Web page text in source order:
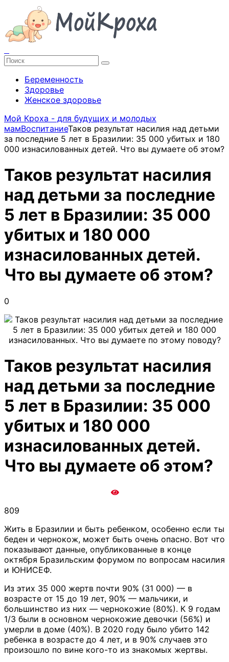
Беременность
Здоровье
Женское здоровье
Мой Кроха - для будущих и молодых
мамВоспитаниеТаков результат насилия над детьми
за последние 5 лет в Бразилии: 35 000 убитых и 180
000 изнасилованных детей. Что вы думаете об этом?
Таков результат насилия
над детьми за последние
5 лет в Бразилии: 35 000
убитых и 180 000
изнасилованных детей.
Что вы думаете об этом?
0
Таков результат насилия
над детьми за последние
5 лет в Бразилии: 35 000
убитых и 180 000
изнасилованных детей.
Что вы думаете об этом?
809
Жить в Бразилии и быть ребенком, особенно если ты
беден и чернокож, может быть очень опасно. Вот что
показывают данные, опубликованные в конце
октября Бразильским форумом по вопросам насилия
и ЮНИСЕФ.
Из этих 35 000 жертв почти 90% (31 000) — в
возрасте от 15 до 19 лет, 90% — мальчики, и
большинство из них — чернокожие (80%). К 9 годам
1/3 были в основном чернокожие девочки (56%) и
умерли в доме (40%). В 2020 году было убито 142
ребенка в возрасте до 4 лет, и в 90% случаев это
произошло по вине кого-то из знакомых жертвы.